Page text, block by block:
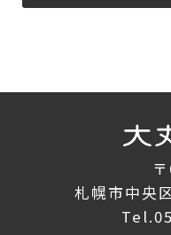
札幌市中央
Tel.